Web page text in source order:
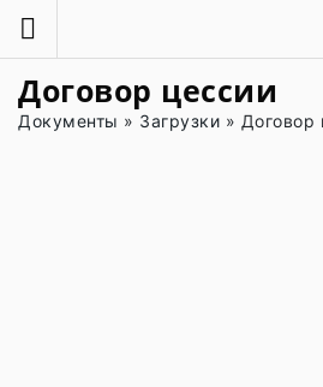
Договор цессии
Документы » Загрузки » Договор